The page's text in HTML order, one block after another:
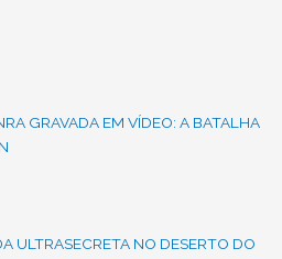
GRAVADA EM VÍDEO: A BATALHA
ULTRASECRETA NO DESERTO DO